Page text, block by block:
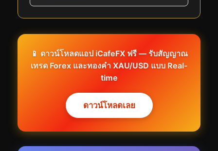
📱 ดาวน์โหลดแอป iCafeFX ฟรี — รับสัญญาณ
เทรด Forex และทองคำ XAU/USD แบบ Real-
time
ดาวน์โหลดเลย